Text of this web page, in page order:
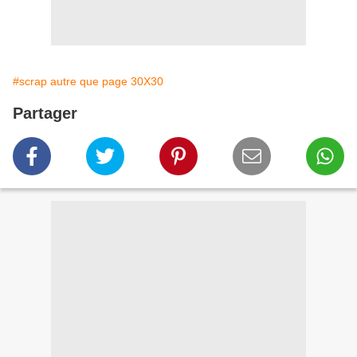
#scrap autre que page 30X30
Partager